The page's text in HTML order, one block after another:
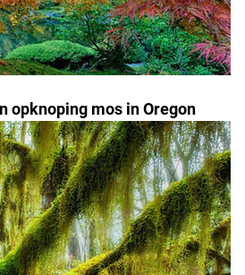
opknoping mos in Oregon